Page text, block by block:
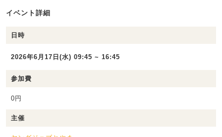
イベント詳細
日時
2026年6月17日(水) 09:45 ~ 16:45
参加費
0円
主催